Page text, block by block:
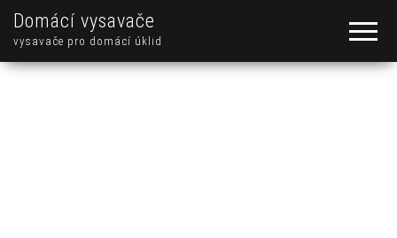
Domácí vysavače
vysavače pro domácí úklid